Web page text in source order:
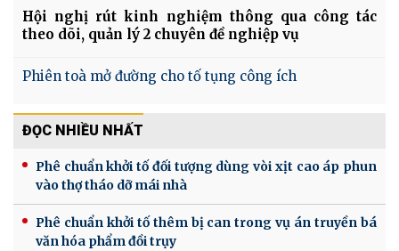
Hội nghị rút kinh nghiệm thông qua công tác
theo dõi, quản lý 2 chuyên đề nghiệp vụ
Phiên toà mở đường cho tố tụng công ích
ĐỌC NHIỀU NHẤT
Phê chuẩn khởi tố đối tượng dùng vòi xịt cao áp phun
vào thợ tháo dỡ mái nhà
Phê chuẩn khởi tố thêm bị can trong vụ án truyền bá
văn hóa phẩm đồi trụy